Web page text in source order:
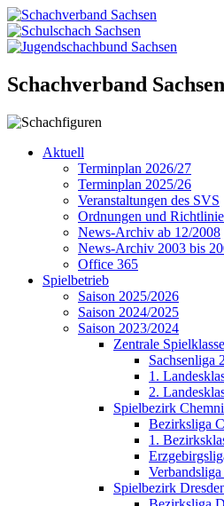
Schachverband
Aktuell
Terminplan 2026/27
Terminplan 2025/26
Veranstaltungen des SVS
Ordnungen und
News-Archiv ab 12/2008
News-Archiv 2003 bis
Office 365
Spielbetrieb
Saison 2025/2026
Saison 2024/2025
Saison 2023/2024
Zentrale
Sachsenliga
1.
2.
Spielbezirk
Bezirksliga
1.
Spielbezirk